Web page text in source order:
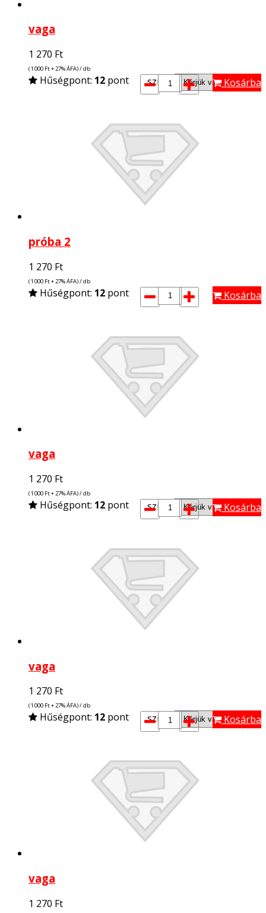
vaga
1 270 Ft
(1 000 Ft+ 27% ÁFA) / db
Hűségpont: 12 pont szín*: Kosárba
próba 2
1 270 Ft
(1 000 Ft+ 27% ÁFA) / db
Hűségpont: 12 pont Kosárba
vaga
1 270 Ft
(1 000 Ft+ 27% ÁFA) / db
Hűségpont: 12 pont szín*: Kosárba
vaga
1 270 Ft
(1 000 Ft+ 27% ÁFA) / db
Hűségpont: 12 pont szín*: Kosárba
vaga
1 270 Ft